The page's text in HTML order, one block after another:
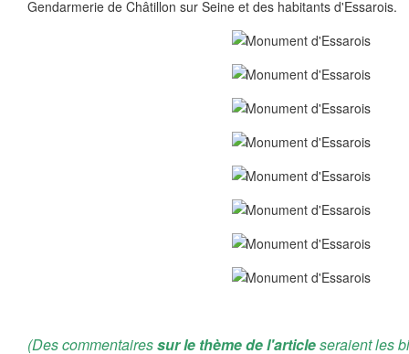
Gendarmerie de Châtillon sur Seine et des habitants d'Essarois.
(Des commentairessur le thème de l'articleseraient les